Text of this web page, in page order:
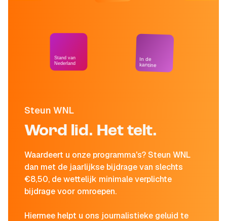
Steun WNL
Word lid. Het telt.
Waardeert u onze programma's? Steun WNL
dan met de jaarlijkse bijdrage van slechts
€8,50, de wettelijk minimale verplichte
bijdrage voor omroepen.
Hiermee helpt u ons journalistieke geluid te
Stand van
Nederland
In de
kantine